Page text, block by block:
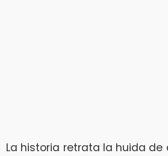
La historia retrata la huida de